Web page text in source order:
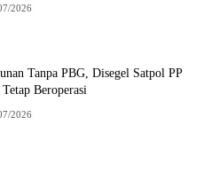
2026
Tanpa PBG, Disegel Satpol PP
Beroperasi
2026